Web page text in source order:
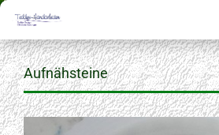
Aufnähsteine